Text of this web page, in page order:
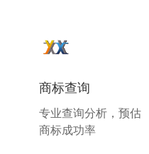
商标查询
专业查询分析，预估
商标成功率